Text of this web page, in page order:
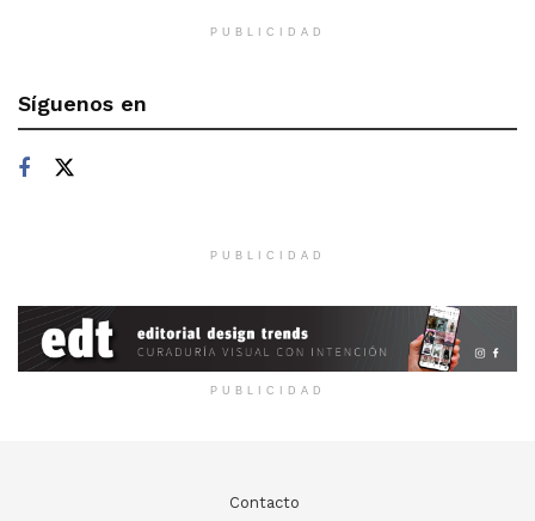
PUBLICIDAD
Síguenos en
PUBLICIDAD
PUBLICIDAD
Contacto